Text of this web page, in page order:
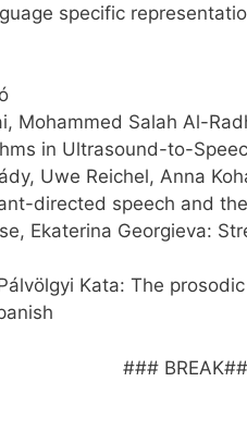
specific
Mohammed Salah Al-
in Ultrasound-to-
Uwe Reichel, Anna
directed speech and
Ekaterina Georgieva:
Kata: The
###